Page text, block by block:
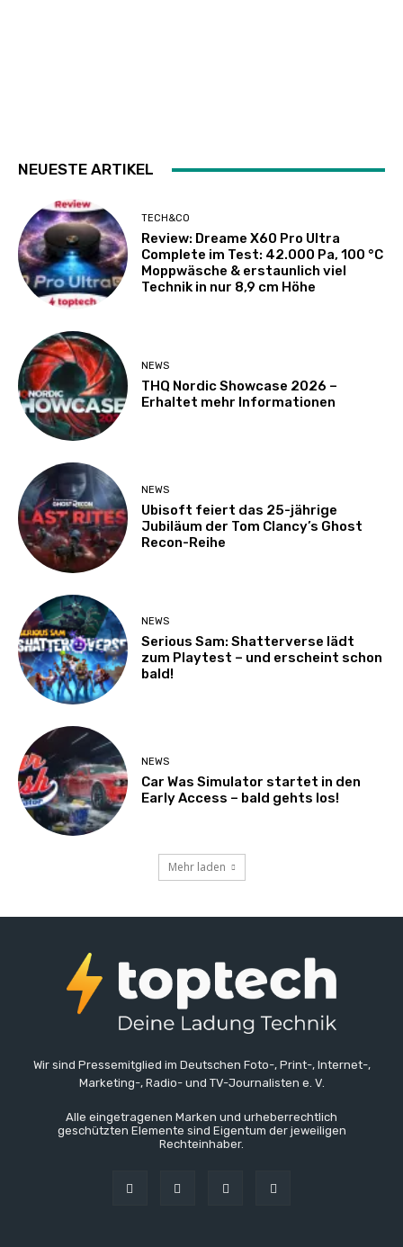
NEUESTE ARTIKEL
TECH&CO
Review: Dreame X60 Pro Ultra
Complete im Test: 42.000 Pa, 100 °C
Moppwäsche & erstaunlich viel
Technik in nur 8,9 cm Höhe
NEWS
THQ Nordic Showcase 2026 –
Erhaltet mehr Informationen
NEWS
Ubisoft feiert das 25-jährige
Jubiläum der Tom Clancy’s Ghost
Recon-Reihe
NEWS
Serious Sam: Shatterverse lädt
zum Playtest – und erscheint schon
bald!
NEWS
Car Was Simulator startet in den
Early Access – bald gehts los!
Mehr laden
Wir sind Pressemitglied im Deutschen Foto-, Print-, Internet-,
Marketing-, Radio- und TV-Journalisten e. V.
Alle eingetragenen Marken und urheberrechtlich
geschützten Elemente sind Eigentum der jeweiligen
Rechteinhaber.